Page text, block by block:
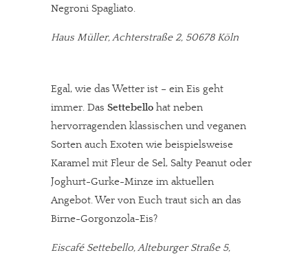
Negroni Spagliato.
Haus Müller, Achterstraße 2, 50678 Köln
Egal, wie das Wetter ist – ein Eis geht
immer. Das Settebello hat neben
hervorragenden klassischen und veganen
Sorten auch Exoten wie beispielsweise
Karamel mit Fleur de Sel, Salty Peanut oder
Joghurt-Gurke-Minze im aktuellen
Angebot. Wer von Euch traut sich an das
Birne-Gorgonzola-Eis?
Eiscafé Settebello, Alteburger Straße 5,